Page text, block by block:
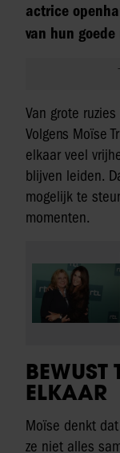
actrice
van hun
Van grote
Volgens Moïse
elkaar veel
blijven leiden.
mogelijk te
momenten.
BEWUST
ELKAAR
Moïse denkt
ze niet alles